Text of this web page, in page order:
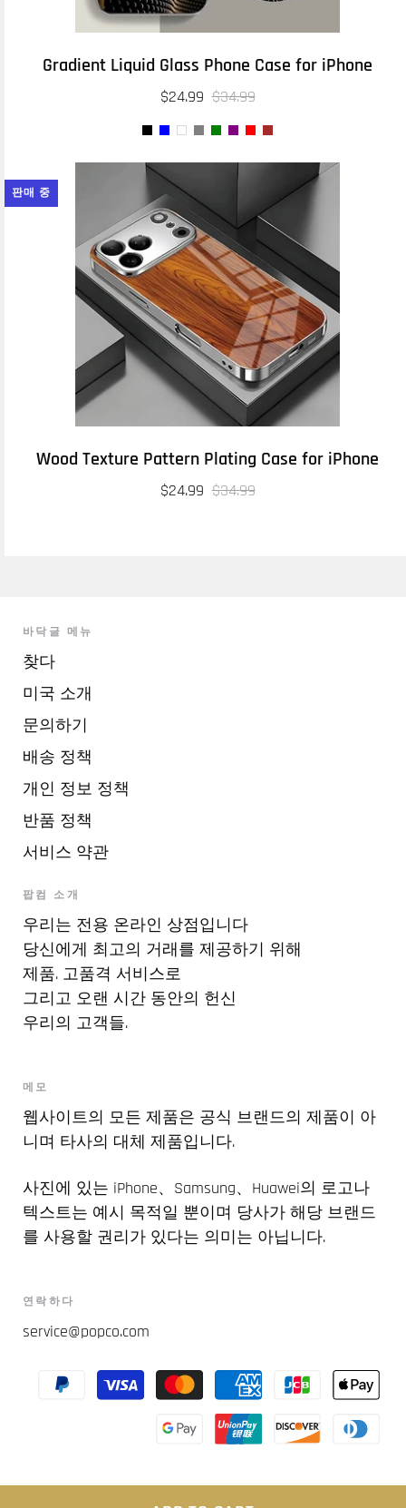
Gradient Liquid Glass Phone Case for iPhone
$24.99 $34.99
판매 중
Wood Texture Pattern Plating Case for iPhone
$24.99 $34.99
바닥글 메뉴
찾다
미국 소개
문의하기
배송 정책
개인 정보 정책
반품 정책
서비스 약관
팝컴 소개
우리는 전용 온라인 상점입니다
당신에게 최고의 거래를 제공하기 위해
제품. 고품격 서비스로
그리고 오랜 시간 동안의 헌신
우리의 고객들.
메모
웹사이트의 모든 제품은 공식 브랜드의 제품이 아
니며 타사의 대체 제품입니다.
사진에 있는 iPhone、Samsung、Huawei의 로고나
텍스트는 예시 목적일 뿐이며 당사가 해당 브랜드
를 사용할 권리가 있다는 의미는 아닙니다.
연락하다
service@popco.com
© popcoom/ Powered by Shopify